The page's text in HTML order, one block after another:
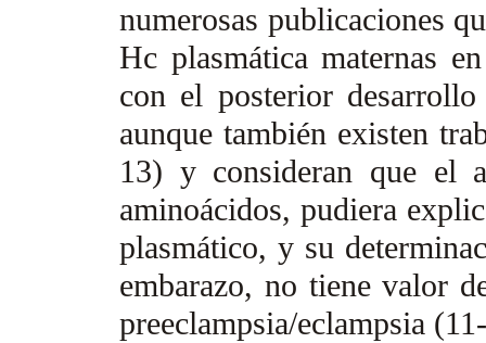
numerosas publicaciones
Hc plasmática maternas
con el posterior
aunque también existen
13) y consideran que el
aminoácidos, pudiera
plasmático, y su
embarazo, no tiene valor
preeclampsia/eclampsia